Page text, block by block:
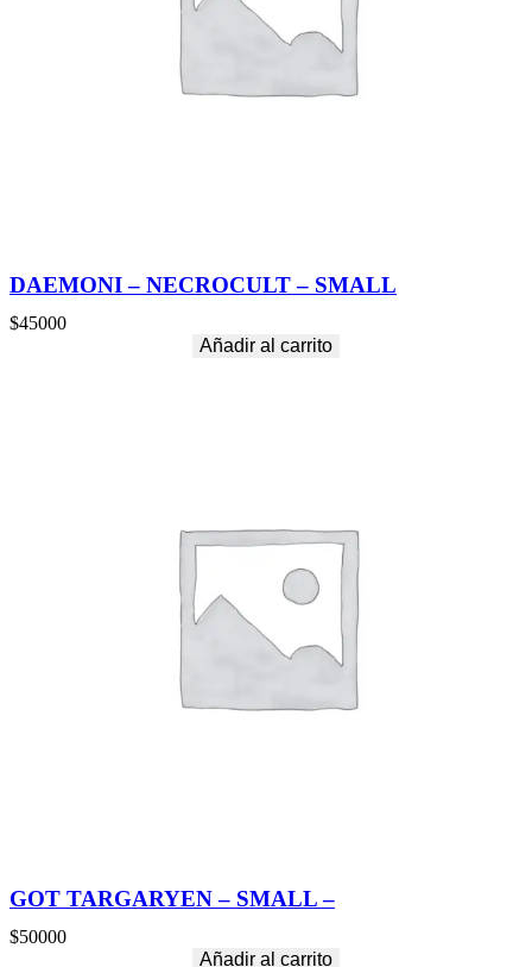
DAEMONI – NECROCULT – SMALL
$45000
Añadir al carrito
GOT TARGARYEN – SMALL –
$50000
Añadir al carrito